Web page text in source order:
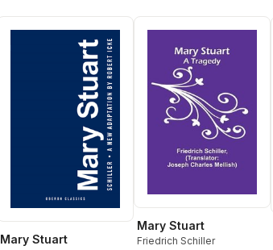
Mary Stuart
Mary Stuart
Friedrich Schiller